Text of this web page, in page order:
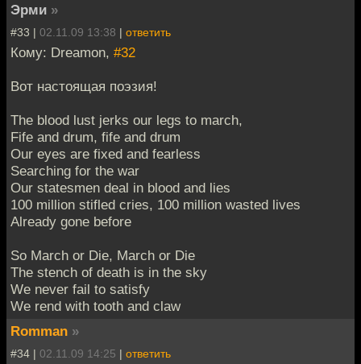
Эрми »
#33 | 02.11.09 13:38 | ответить
Кому: Dreamon, #32
Вот настоящая поэзия!
The blood lust jerks our legs to march,
Fife and drum, fife and drum
Our eyes are fixed and fearless
Searching for the war
Our statesmen deal in blood and lies
100 million stifled cries, 100 million wasted lives
Already gone before
So March or Die, March or Die
The stench of death is in the sky
We never fail to satisfy
We rend with tooth and claw
Romman »
#34 | 02.11.09 14:25 | ответить